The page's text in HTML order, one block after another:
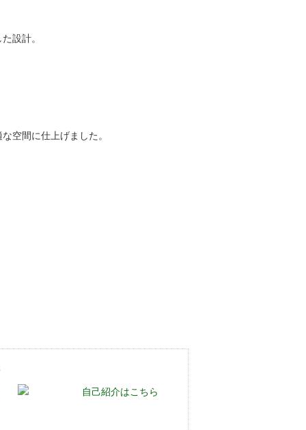
設計。
空間に仕上げました。
自己紹介はこちら